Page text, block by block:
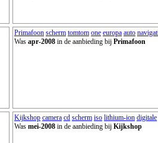
Primafoon scherm tomtom one europa auto
Was apr-2008 in de aanbieding bij Primafoon
Kijkshop camera cd scherm iso lithium-ion digitale
Was mei-2008 in de aanbieding bij Kijkshop